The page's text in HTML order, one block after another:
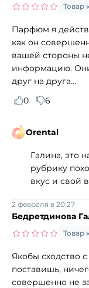
Товар
Парфюм я
как он
вашей стороны
информацию.
друг на друга…
0
6
Orental
Галина, это
рубрику
вкус и свой
Бедретдинова
2 февраля в 20:27
Товар
Якобы сходство
поставишь,
совершенно не